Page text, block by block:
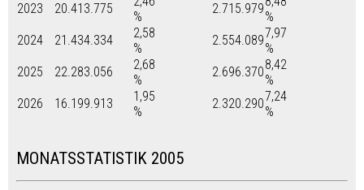
2023
20.413.775
%
2.715.979
%
2024
21.434.334
2,58
%
2.554.0897,97
%
2025
22.283.056
2,68
%
2.696.3708,42
%
2026
16.199.913
1,95
%
2.320.2907,24
%
MONATSSTATISTIK 2005